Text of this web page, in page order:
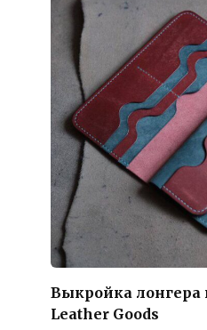
Выкройка лонгера
Leather Goods